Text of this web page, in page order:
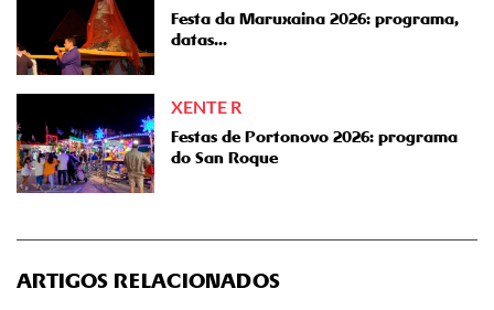
Festa da Maruxaina 2026: programa,
datas...
XENTE R
Festas de Portonovo 2026: programa
do San Roque
ARTIGOS RELACIONADOS